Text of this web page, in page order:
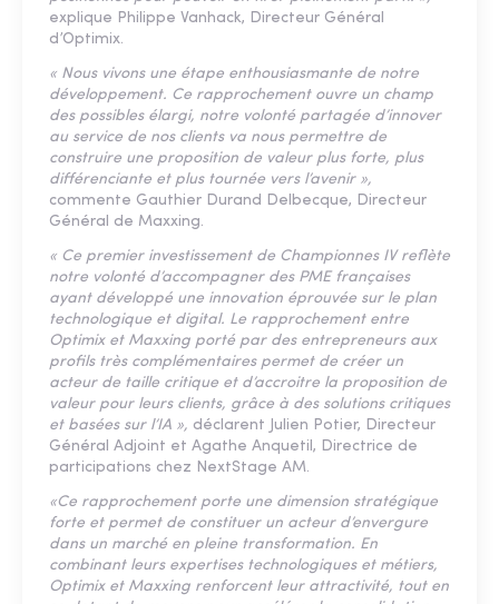
explique Philippe Vanhack, Directeur Général
d’Optimix.
« Nous vivons une étape enthousiasmante de notre
développement. Ce rapprochement ouvre un champ
des possibles élargi, notre volonté partagée d’innover
au service de nos clients va nous permettre de
construire une proposition de valeur plus forte, plus
différenciante et plus tournée vers l’avenir »,
commente Gauthier Durand Delbecque, Directeur
Général de Maxxing.
« Ce premier investissement de Championnes IV reflète
notre volonté d’accompagner des PME françaises
ayant développé une innovation éprouvée sur le plan
technologique et digital. Le rapprochement entre
Optimix et Maxxing porté par des entrepreneurs aux
profils très complémentaires permet de créer un
acteur de taille critique et d’accroitre la proposition de
valeur pour leurs clients, grâce à des solutions critiques
et basées sur l’IA », déclarent Julien Potier, Directeur
Général Adjoint et Agathe Anquetil, Directrice de
participations chez NextStage AM.
«Ce rapprochement porte une dimension stratégique
forte et permet de constituer un acteur d’envergure
dans un marché en pleine transformation. En
combinant leurs expertises technologiques et métiers,
Optimix et Maxxing renforcent leur attractivité, tout en